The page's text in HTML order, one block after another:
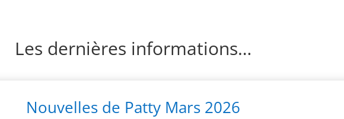
Les dernières informations…
Nouvelles de Patty Mars 2026